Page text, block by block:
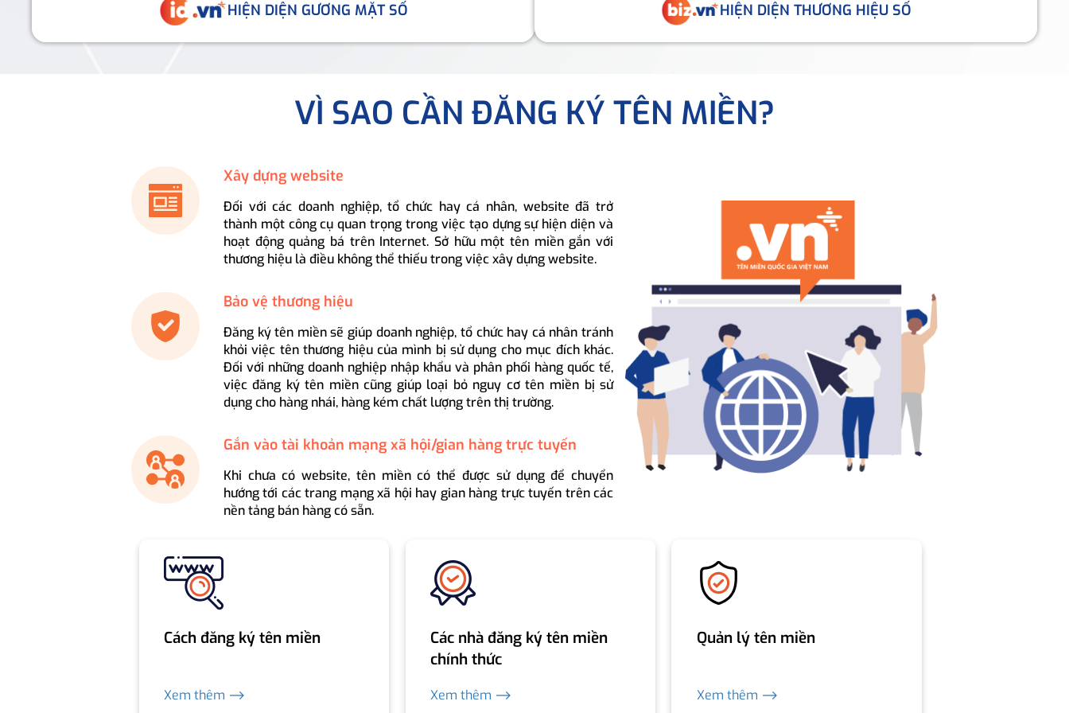
HIỆN DIỆN GƯƠNG MẶT SỐ HIỆN DIỆN THƯƠNG HIỆU SỐ
VÌ SAO CẦN ĐĂNG KÝ TÊN MIỀN?
Xây dựng website
Đối với các doanh nghiệp, tổ chức hay cá nhân, website đã trở
thành một công cụ quan trọng trong việc tạo dựng sự hiện diện và
hoạt động quảng bá trên Internet. Sở hữu một tên miền gắn với
thương hiệu là điều không thể thiếu trong việc xây dựng website.
Bảo vệ thương hiệu
Đăng ký tên miền sẽ giúp doanh nghiệp, tổ chức hay cá nhân tránh
khỏi việc tên thương hiệu của mình bị sử dụng cho mục đích khác.
Đối với những doanh nghiệp nhập khẩu và phân phối hàng quốc tế,
việc đăng ký tên miền cũng giúp loại bỏ nguy cơ tên miền bị sử
dụng cho hàng nhái, hàng kém chất lượng trên thị trường.
Gắn vào tài khoản mạng xã hội/gian hàng trực tuyến
Khi chưa có website, tên miền có thể được sử dụng để chuyển
hướng tới các trang mạng xã hội hay gian hàng trực tuyến trên các
nền tảng bán hàng có sẵn.
Cách đăng ký tên miền
Xem thêm ⟶
Các nhà đăng ký tên miền
chính thức
Xem thêm ⟶
Quản lý tên miền
Xem thêm ⟶